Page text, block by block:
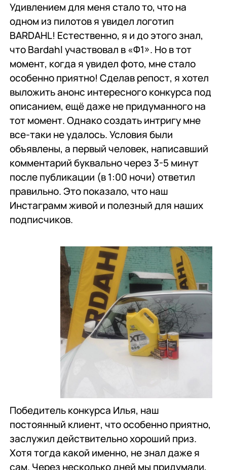
Удивлением для меня стало то, что на
одном из пилотов я увидел логотип
BARDAHL! Естественно, я и до этого знал,
что Bаrdahl участвовал в «Ф1». Но в тот
момент, когда я увидел фото, мне стало
особенно приятно! Сделав репост, я хотел
выложить анонс интересного конкурса под
описанием, ещё даже не придуманного на
тот момент. Однако создать интригу мне
все-таки не удалось. Условия были
объявлены, а первый человек, написавший
комментарий буквально через 3-5 минут
после публикации (в 1:00 ночи) ответил
правильно. Это показало, что наш
Инстаграмм живой и полезный для наших
подписчиков.
Победитель конкурса Илья, наш
постоянный клиент, что особенно приятно,
заслужил действительно хороший приз.
Хотя тогда какой именно, не знал даже я
сам. Через несколько дней мы придумали,